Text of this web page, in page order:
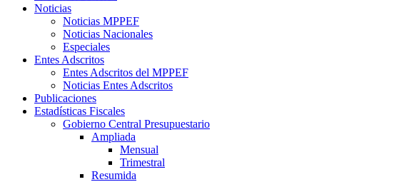
Noticias
Noticias MPPEF
Noticias Nacionales
Especiales
Entes Adscritos
Entes Adscritos del MPPEF
Noticias Entes Adscritos
Publicaciones
Estadísticas Fiscales
Gobierno Central Presupuestario
Ampliada
Mensual
Trimestral
Resumida